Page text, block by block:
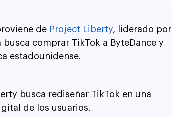
de Project Liberty, liderado por
comprar TikTok a ByteDance y
estadounidense.
busca rediseñar TikTok en una
de los usuarios.